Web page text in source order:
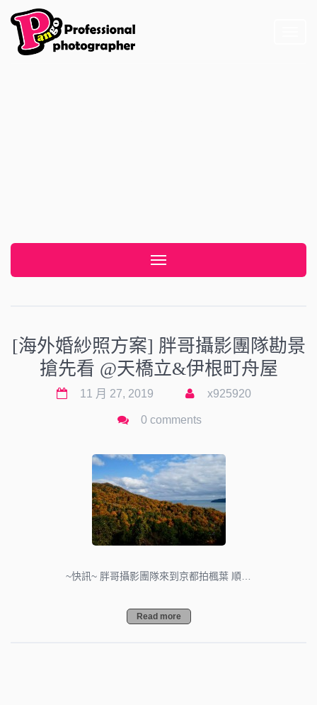
Toggle navigation
[海外婚紗照方案] 胖哥攝影團隊勘景
搶先看 @天橋立&伊根町舟屋
11 月 27, 2019 x925920
0 comments
~快訊~ 胖哥攝影團隊來到京都拍楓葉 順…
Read more